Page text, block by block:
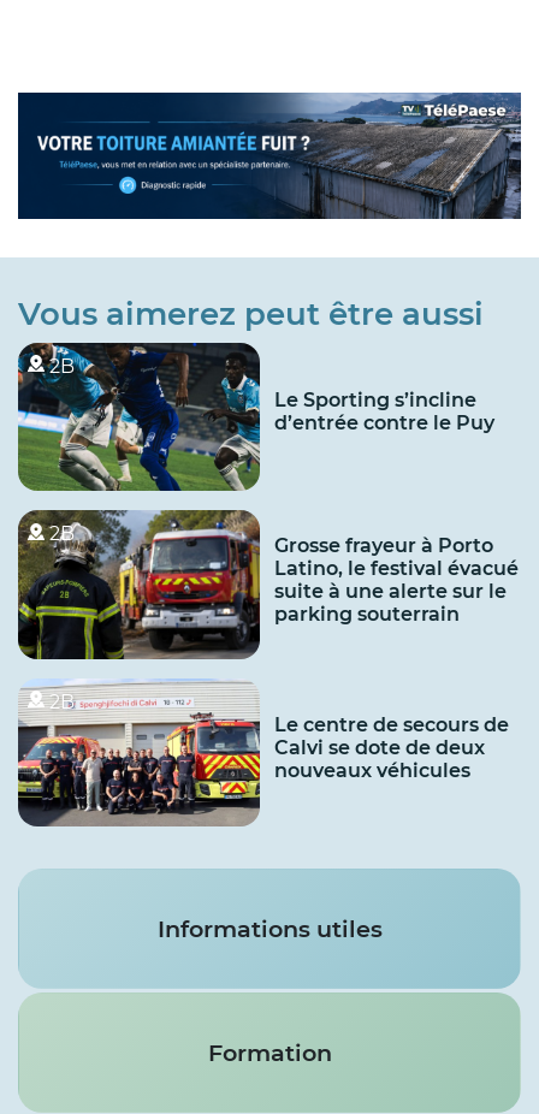
Vous aimerez peut être aussi
2B
Le Sporting s’incline
d’entrée contre le Puy
2B
Grosse frayeur à Porto
Latino, le festival évacué
suite à une alerte sur le
parking souterrain
2B
Le centre de secours de
Calvi se dote de deux
nouveaux véhicules
Services
Informations utiles
Formation